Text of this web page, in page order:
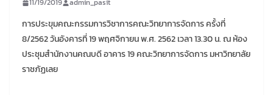
11/19/2019 admin_pasit
การประขุมคณะกรรมการวิชาการคณะวิทยาการจัดการ ครั้งที่
8/2562 วันอังคารที่ 19 พฤศจิกายน พ.ศ. 2562 เวลา 13.30 น. ณ ห้อง
ประชุมสำนักงานคณบดี อาคาร 19 คณะวิทยาการจัดการ มหาวิทยาลัย
ราชภัฏเลย